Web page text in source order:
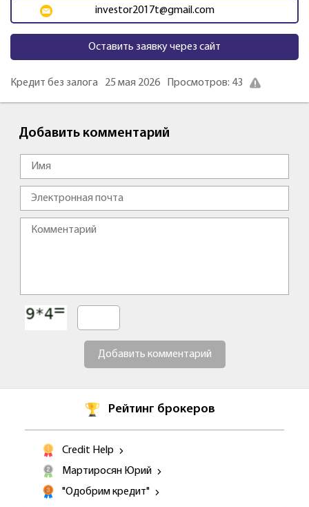
investor2017t@gmail.com
Оставить заявку через сайт
Кредит без залога 25 мая 2026 Просмотров: 43
Добавить комментарий
Добавить комментарий
Рейтинг брокеров
Credit Help
Мартиросян Юрий
"Одобрим кредит"